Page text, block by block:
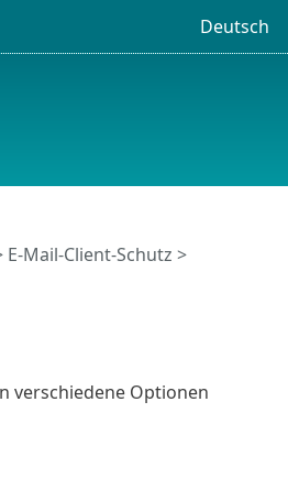
Deutsch
E-Mail-Client-Schutz >
verschiedene Optionen